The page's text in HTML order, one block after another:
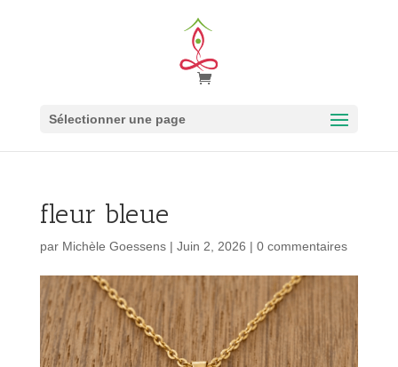
Sélectionner une page
fleur bleue
par Michèle Goessens| Juin 2, 2026 | 0 commentaires